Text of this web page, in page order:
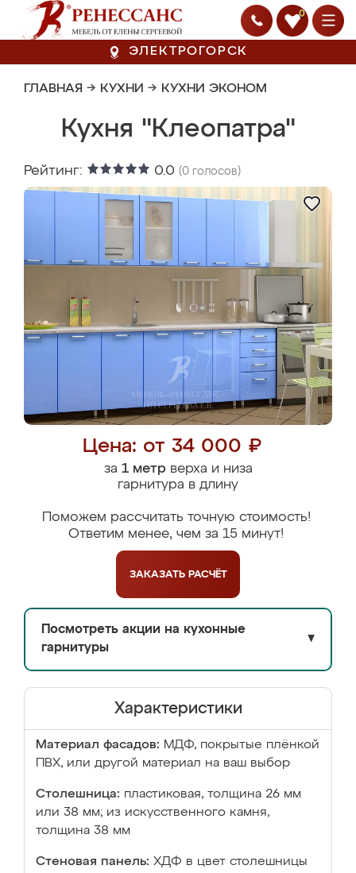
0
ЭЛЕКТРОГОРСК
ГЛАВНАЯ → КУХНИ → КУХНИ ЭКОНОМ
Кухня "Клеопатра"
Рейтинг: 0.0 (0 голосов)
Цена: от 34 000 ₽
за 1 метрверха и низа
гарнитура в длину
Поможем рассчитать точную стоимость!
Ответим менее, чем за 15 минут!
ЗАКАЗАТЬ РАСЧЁТ
Посмотреть акции на кухонные
гарнитуры
▼
Характеристики
Материал фасадов: МДФ, покрытые плёнкой
ПВХ, или другой материал на ваш выбор
Столешница: пластиковая, толщина 26 мм
или 38 мм; из искусственного камня,
толщина 38 мм
Стеновая панель: ХДФ в цвет столешницы